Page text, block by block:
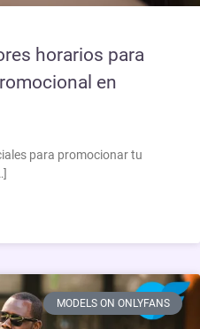
horarios para
en
para promocionar tu
MODELS ON ONLYFANS